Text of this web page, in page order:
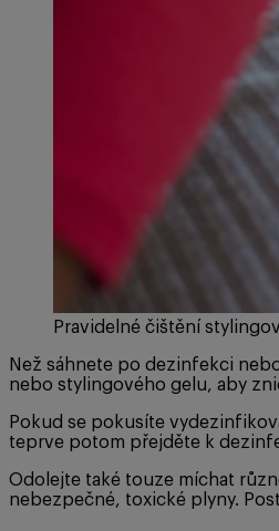
Pravidelné čištění
Než sáhnete po dezinfekci
nebo stylingového gelu, aby
Pokud se pokusíte
teprve potom přejděte k
Odolejte také touze míchat
nebezpečné, toxické plyny.